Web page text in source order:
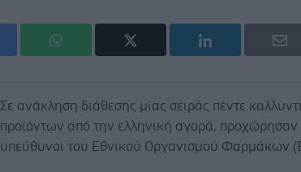
Σε ανάκληση διάθεσης μίας σειράς πέντε
προϊόντων από την ελληνική αγορά, προχώρησαν
υπεύθυνοι του Εθνικού Οργανισμού Φαρμάκων